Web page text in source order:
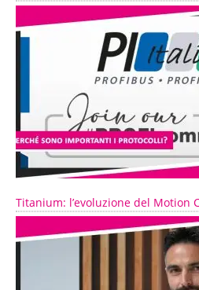
Titanium: l’evoluzione del Motion